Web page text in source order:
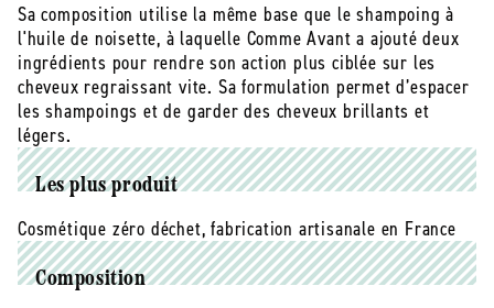
solide
à
l&#39;huile
de
noisette
(huile
de
sésame
et
rhassoul)
-
70
g
solide
à
l&#39;huile
de
noisette
(huile
de
sésame
et
rhassoul)
-
70
g
Sa composition utilise la même base que le shampoing à
l'huile de noisette, à laquelle Comme Avant a ajouté deux
ingrédients pour rendre son action plus ciblée sur les
cheveux regraissant vite. Sa formulation permet d’espacer
les shampoings et de garder des cheveux brillants et
légers.
Les plus produit
Cosmétique zéro déchet, fabrication artisanale en France
Composition